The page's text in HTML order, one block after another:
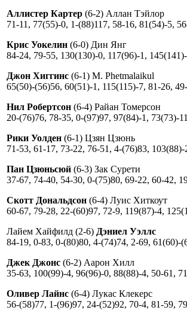
Аллистер Картер (6-2) Аллан Тэйлор
71-11, 77(55)-0, 1-(88)117, 58-16, 81(54)-5,
Крис Уокелин (6-0) Дин Янг
84-24, 79-55, 130(130)-0, 117(96)-1,
Джон Хиггинс (6-1) M. Phetmalaikul
65(50)-(56)56, 60(51)-1, 115(115)-7, 81-26,
Нил Робертсон (6-4) Райан Томерсон
20-(76)76, 78-35, 0-(97)97, 97(84)-1, 73(73)-
Рики Уолден (6-1) Цзян Цзюнь
71-53, 61-17, 73-22, 76-51, 4-(76)83,
Пан Цзюньсюй (6-3) Зак Сурети
37-67, 74-40, 54-30, 0-(75)80, 69-22, 60-42,
Скотт Дональдсон (6-4) Луис Хиткоут
60-67, 79-28, 22-(60)97, 72-9, 119(87)-4,
Лайем Хайфилд (2-6) Дэниел Уэллс
84-19, 0-83, 0-(80)80, 4-(74)74, 2-69, 61(60)-
Джек Джонс (6-2) Аарон Хилл
35-63, 100(99)-4, 96(96)-0, 88(88)-4, 50-61,
Оливер Лайнс (6-4) Лукас Клекерс
56-(58)77, 1-(96)97, 24-(52)92, 70-4, 81-59,